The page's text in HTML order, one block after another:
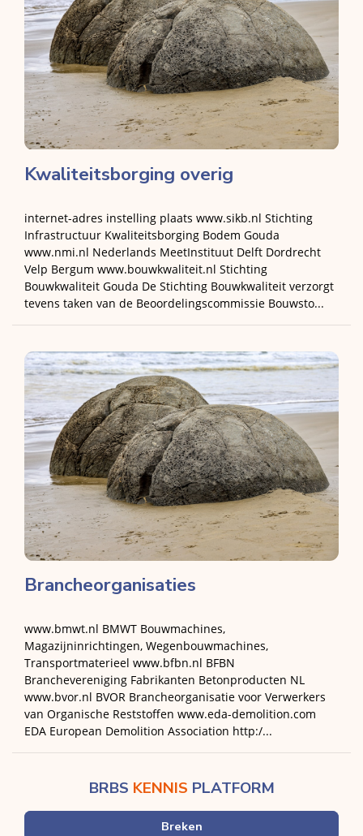
Kwaliteitsborging overig
internet-adres instelling plaats www.sikb.nl Stichting
Infrastructuur Kwaliteitsborging Bodem Gouda
www.nmi.nl Nederlands MeetInstituut Delft Dordrecht
Velp Bergum www.bouwkwaliteit.nl Stichting
Bouwkwaliteit Gouda De Stichting Bouwkwaliteit verzorgt
tevens taken van de Beoordelingscommissie Bouwsto...
Brancheorganisaties
www.bmwt.nl BMWT Bouwmachines,
Magazijninrichtingen, Wegenbouwmachines,
Transportmaterieel www.bfbn.nl BFBN
Branchevereniging Fabrikanten Betonproducten NL
www.bvor.nl BVOR Brancheorganisatie voor Verwerkers
van Organische Reststoffen www.eda-demolition.com
EDA European Demolition Association http:/...
BRBS KENNIS PLATFORM
Breken